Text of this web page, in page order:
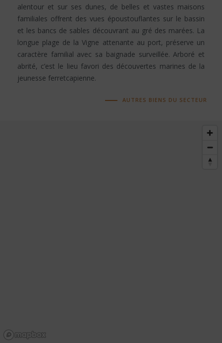
alentour et sur ses dunes, de belles et vastes maisons
familiales offrent des vues époustouflantes sur le bassin
et les bancs de sables découvrant au gré des marées. La
longue plage de la Vigne attenante au port, préserve un
caractère familial avec sa baignade surveillée. Arboré et
abrité, c’est le lieu favori des découvertes marines de la
jeunesse ferretcapienne.
AUTRES BIENS DU SECTEUR